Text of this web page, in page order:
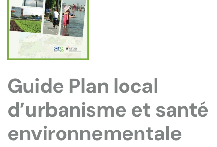
Guide Plan local
d’urbanisme et santé
environnementale